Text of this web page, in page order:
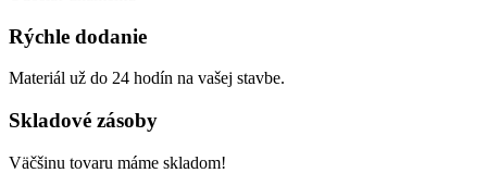
Rýchle dodanie
Materiál už do 24 hodín na vašej stavbe.
Skladové zásoby
Väčšinu tovaru máme skladom!